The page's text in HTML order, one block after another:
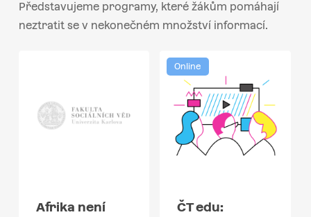
Představujeme programy, které žákům pomáhají
neztratit se v nekonečném množství informací.
Afrika není
Online
ČT edu: